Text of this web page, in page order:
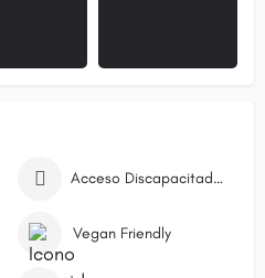
Acceso Discapacitados
Vegan Friendly